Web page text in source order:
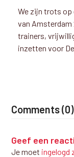
We zijn trots
van Amsterdam
trainers,
inzetten voor
Comments (0)
Geef een
Je moet ingelogd